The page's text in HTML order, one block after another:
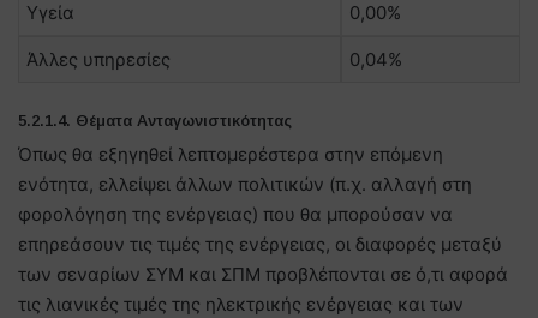
Υγεία 0,00%
Άλλες υπηρεσίες 0,04%
5.2.1.4. Θέματα Ανταγωνιστικότητας
Όπως θα εξηγηθεί λεπτομερέστερα στην επόμενη
ενότητα, ελλείψει άλλων πολιτικών (π.χ. αλλαγή στη
φορολόγηση της ενέργειας) που θα μπορούσαν να
επηρεάσουν τις τιμές της ενέργειας, οι διαφορές μεταξύ
των σεναρίων ΣΥΜ και ΣΠΜ προβλέπονται σε ό,τι αφορά
τις λιανικές τιμές της ηλεκτρικής ενέργειας και των